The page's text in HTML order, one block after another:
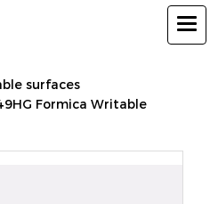
surfaces
Formica Writable